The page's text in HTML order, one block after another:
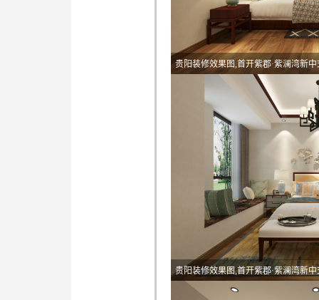
贵阳装修效果图,首开紫郡·紫澜湾新
贵阳装修效果图,首开紫郡·紫澜湾新